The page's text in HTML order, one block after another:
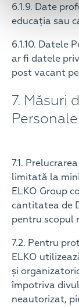
6.1.9. Date
educația sau
6.1.10. Datele
ar fi datele
post vacant
7. Măsuri
Personale
7.1.
limitată la
ELKO Group
cantitatea de
pentru scopul
7.2. Pentru
ELKO
și
împotriva
neautorizat,